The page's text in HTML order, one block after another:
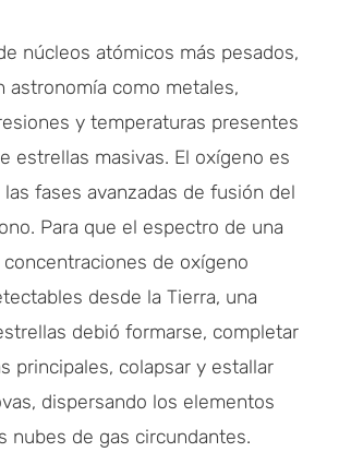
núcleos atómicos más pesados,
astronomía como metales,
y temperaturas presentes
estrellas masivas. El oxígeno es
fases avanzadas de fusión del
Para que el espectro de una
concentraciones de oxígeno
desde la Tierra, una
debió formarse, completar
principales, colapsar y estallar
dispersando los elementos
nubes de gas circundantes.